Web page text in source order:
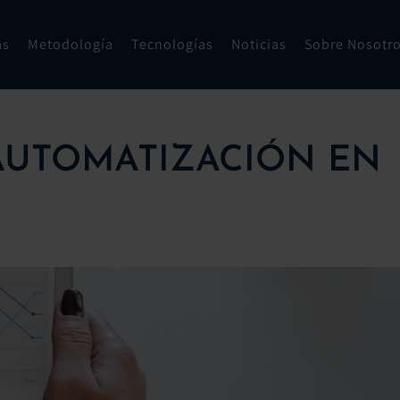
Metodología Tecnologías Noticias Sobre
EN